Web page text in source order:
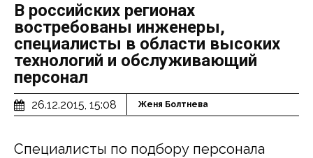
В российских регионах
востребованы инженеры,
специалисты в области высоких
технологий и обслуживающий
персонал
26.12.2015, 15:08 Женя Болтнева
Специалисты по подбору персонала